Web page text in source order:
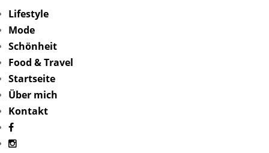
Lifestyle
Mode
Schönheit
Food & Travel
Startseite
Über mich
Kontakt